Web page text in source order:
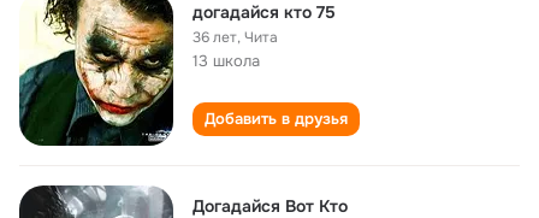
догадайся кто 75
36 лет,Чита
13 школа
Добавить в друзья
Догадайся Вот Кто